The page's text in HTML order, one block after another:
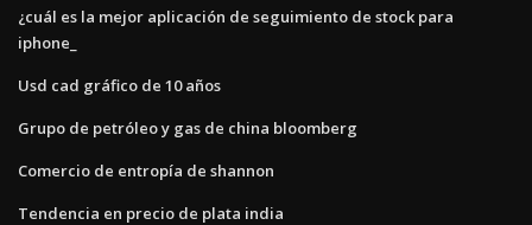
¿cuál es la mejor aplicación de seguimiento de stock para
iphone_
Usd cad gráfico de 10 años
Grupo de petróleo y gas de china bloomberg
Comercio de entropía de shannon
Tendencia en precio de plata india